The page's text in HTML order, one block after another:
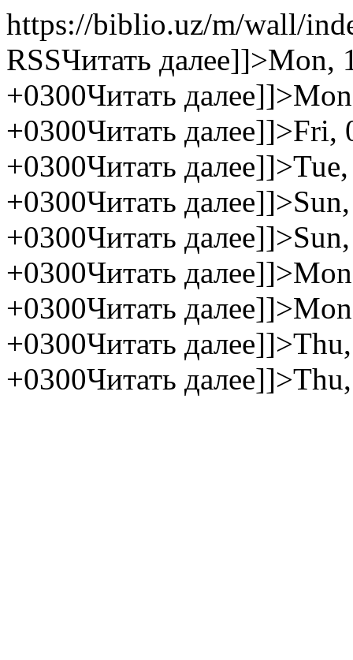
https://biblio.uz/m/wall/
RSSЧитать далее]]>Mon,
+0300Читать далее]]>
+0300Читать далее]]>Fri,
+0300Читать далее]]>
+0300Читать далее]]>
+0300Читать далее]]>
+0300Читать далее]]>
+0300Читать далее]]>
+0300Читать далее]]>
+0300Читать далее]]>